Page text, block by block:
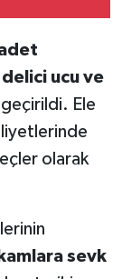
ucu ve
Ele
olarak
sevk